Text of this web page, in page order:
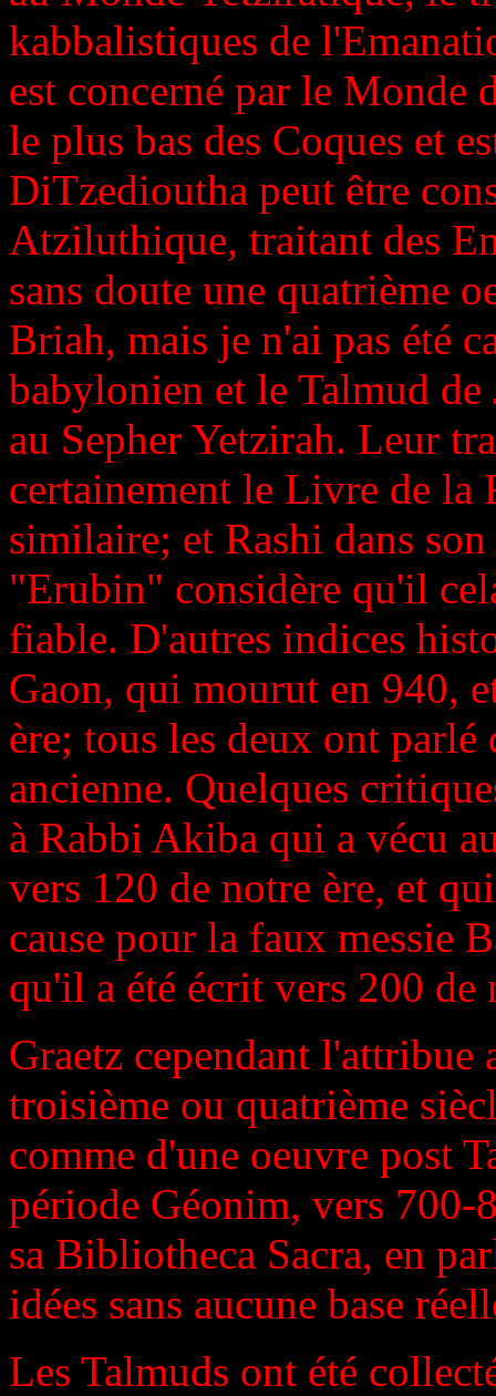
kabbalistiques de
est concerné par le Monde
le plus bas des Coques et
DiTzedioutha peut être
Atziluthique, traitant des
sans doute une quatrième
Briah, mais je n'ai pas été
babylonien et le Talmud de
au Sepher Yetzirah. Leur
certainement le Livre de la
similaire; et Rashi dans
"Erubin" considère qu'il
fiable. D'autres indices
Gaon, qui mourut en 940,
ère; tous les deux ont
ancienne. Quelques
à Rabbi Akiba qui a vécu
vers 120 de notre ère, et
cause pour la faux messie
qu'il a été écrit vers 200 de
Graetz cependant l'attribue
troisième ou quatrième
comme d'une oeuvre post
période Géonim, vers 700-
sa Bibliotheca Sacra, en
idées sans aucune base
Les Talmuds ont été